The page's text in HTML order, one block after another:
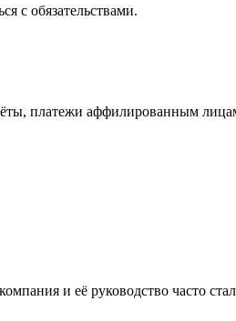
с обязательствами.
платежи аффилированным
и её руководство часто